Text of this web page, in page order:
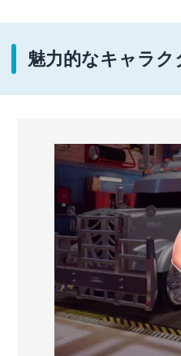
魅力的なキャラク